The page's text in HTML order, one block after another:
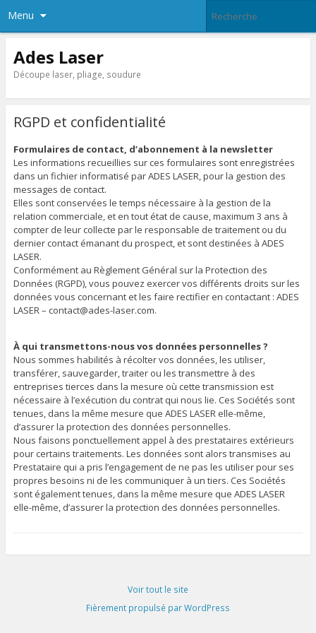
Menu
Ades Laser
Découpe laser, pliage, soudure
RGPD et confidentialité
Formulaires de contact, d’abonnement à la newsletter
Les informations recueillies sur ces formulaires sont enregistrées
dans un fichier informatisé par ADES LASER, pour la gestion des
messages de contact.
Elles sont conservées le temps nécessaire à la gestion de la
relation commerciale, et en tout état de cause, maximum 3 ans à
compter de leur collecte par le responsable de traitement ou du
dernier contact émanant du prospect, et sont destinées à ADES
LASER.
Conformément au Règlement Général sur la Protection des
Données (RGPD), vous pouvez exercer vos différents droits sur les
données vous concernant et les faire rectifier en contactant : ADES
LASER – contact@ades-laser.com.
À qui transmettons-nous vos données personnelles ?
Nous sommes habilités à récolter vos données, les utiliser,
transférer, sauvegarder, traiter ou les transmettre à des
entreprises tierces dans la mesure où cette transmission est
nécessaire à l’exécution du contrat qui nous lie. Ces Sociétés sont
tenues, dans la même mesure que ADES LASER elle-même,
d’assurer la protection des données personnelles.
Nous faisons ponctuellement appel à des prestataires extérieurs
pour certains traitements. Les données sont alors transmises au
Prestataire qui a pris l’engagement de ne pas les utiliser pour ses
propres besoins ni de les communiquer à un tiers. Ces Sociétés
sont également tenues, dans la même mesure que ADES LASER
elle-même, d’assurer la protection des données personnelles.
Voir tout le site
Fièrement propulsé par WordPress